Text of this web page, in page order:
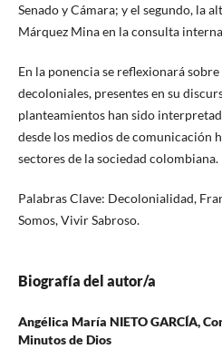
Senado y Cámara; y el segundo, la
Márquez Mina en la consulta
En la ponencia se reflexionará
decoloniales, presentes en su
planteamientos han sido
desde los medios de comunicación
sectores de la sociedad colombiana.
Palabras Clave: Decolonialidad,
Somos, Vivir Sabroso.
Biografía del autor/a
Angélica María NIETO GARCÍA,
Minutos de Dios